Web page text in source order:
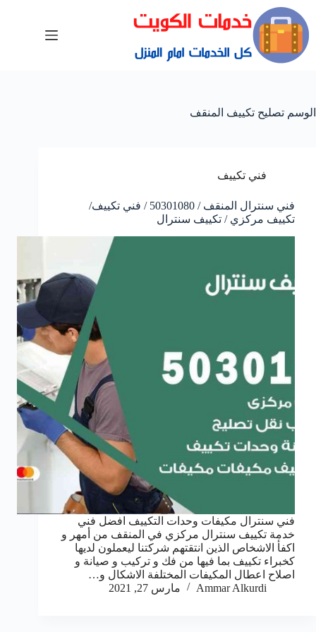
الوسم تصليح تكييف المنقف
فني تكييف
فني سنترال المنقف / 50301080 / فني تكييف/
تكييف مركزي / تكييف سنترال
فني سنترال مكيفات وحدات التكييف افضل فني
خدمة تكييف سنترال مركزي في المنقف من أمهر و
اكفأ الاشخاص الذين انتقتهم شركتنا ليعملون لديها
كخبراء تكييف بما فيها من فك و تركيب و صيانة و
اصلاح اعطال المكيفات المختلفة الاشكال و…
Ammar Alkurdi
مارس 27, 2021